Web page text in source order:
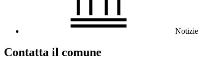
Notizie
Contatta il comune